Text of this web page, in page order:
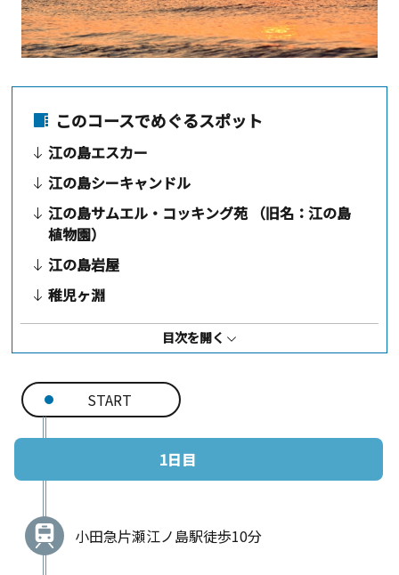
このコースでめぐるスポット
江の島エスカー
江の島シーキャンドル
江の島サムエル・コッキング苑 （旧名：江の島
植物園）
江の島岩屋
稚児ヶ淵
江の島富士見スポット
鎌倉プリンスホテル
湘南の日の出
浄光明寺
源氏山公園
鎌倉駅
目次を開く
START
1日目
小田急片瀬江ノ島駅徒歩10分